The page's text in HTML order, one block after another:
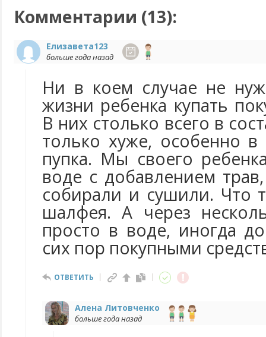
Комментарии (13):
Елизавета123
больше года назад
Ни в коем случае не
жизни ребенка купать
В них столько всего в
только хуже, особенно
пупка. Мы своего
воде с добавлением
собирали и сушили. Что
шалфея. А через
просто в воде, иногда
сих пор покупными
ОТВЕТИТЬ
Алена Литовченко
больше года назад